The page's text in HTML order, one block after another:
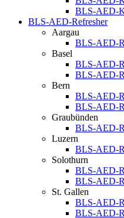
BLS-AED-
BLS-AED-Refresher
Aargau
BLS-AED-
Basel
BLS-AED-
BLS-AED-
Bern
BLS-AED-
BLS-AED-
Graubünden
BLS-AED-
Luzern
BLS-AED-
Solothurn
BLS-AED-
BLS-AED-
St. Gallen
BLS-AED-
BLS-AED-